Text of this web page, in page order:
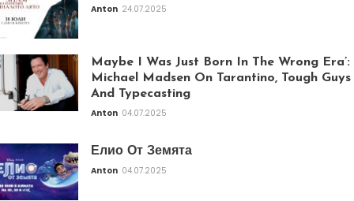
Anton 24.07.2025
Maybe I Was Just Born In The Wrong Era’:
Michael Madsen On Tarantino, Tough Guys
And Typecasting
Anton 04.07.2025
Елио От Земята
Anton 04.07.2025